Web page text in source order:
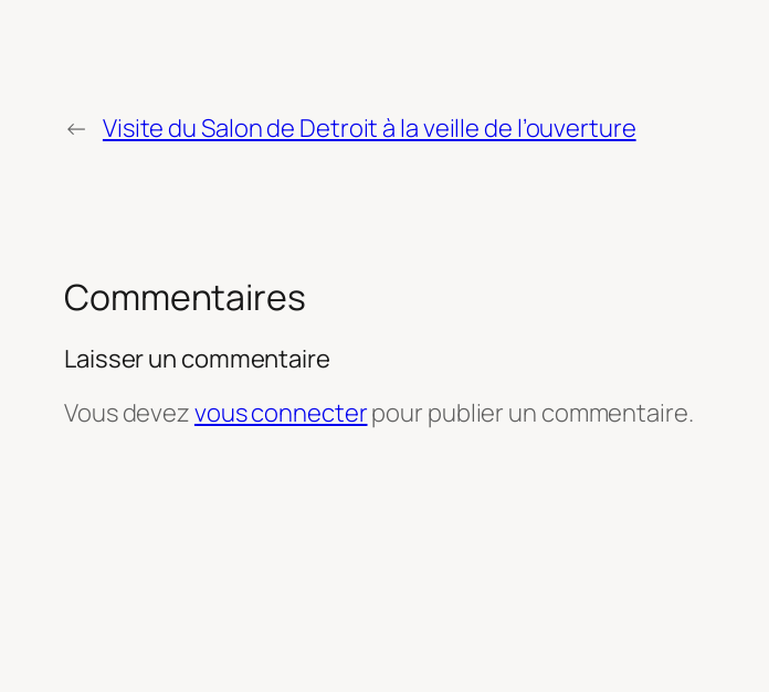
← Visite du Salon de Detroit à la veille de l’ouverture
Commentaires
Laisser un commentaire
Vous devezvous connecterpour publier un commentaire.